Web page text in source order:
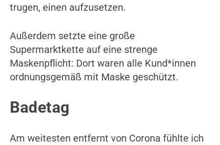
trugen, einen aufzusetzen.
Außerdem setzte eine große
Supermarktkette auf eine strenge
Maskenpflicht: Dort waren alle Kund*innen
ordnungsgemäß mit Maske geschützt.
Badetag
Am weitesten entfernt von Corona fühlte ich